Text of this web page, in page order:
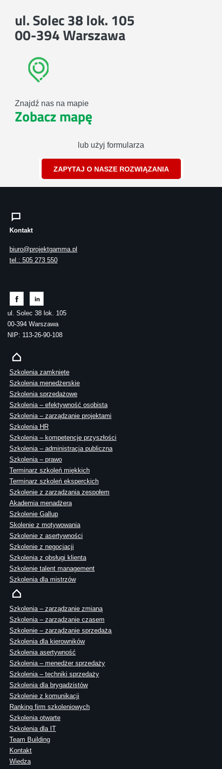
ul. Solec 38 lok. 105
00-394 Warszawa
Znajdź nas na mapie
Zobacz mapę
lub użyj formularza
ZAPYTAJ O NASZE ROZWIĄZANIA
Kontakt
biuro@projektgamma.pl
tel.: 505 273 550
ul. Solec 38 lok. 105
00-394 Warszawa
NIP: 113-26-90-108
Szkolenia zamknięte
Szkolenia menedżerskie
Szkolenia sprzedażowe
Szkolenia – efektywność osobista
Szkolenia – zarządzanie projektami
Szkolenia HR
Szkolenia – kompetencje przyszłości
Szkolenia – administracja publiczna
Szkolenia – prawo
Terminarz szkoleń miękkich
Terminarz szkoleń eksperckich
Szkolenie z zarządzania zespołem
Akademia menadżera
Szkolenie Gallup
Skolenie z motywowania
Szkolenie z asertywności
Szkolenie z negocjacji
Szkolenia z obsługi klienta
Szkolenie talent management
Szkolenia dla mistrzów
Szkolenia – zarządzanie zmianą
Szkolenia – zarządzanie czasem
Szkolenie – zarządzanie sprzedażą
Szkolenia dla kierowników
Szkolenia asertywność
Szkolenia – menedżer sprzedaży
Szkolenia – techniki sprzedaży
Szkolenia dla brygadzistów
Szkolenie z komunikacji
Ranking firm szkoleniowych
Szkolenia otwarte
Szkolenia dla IT
Team Building
Kontakt
Wiedza